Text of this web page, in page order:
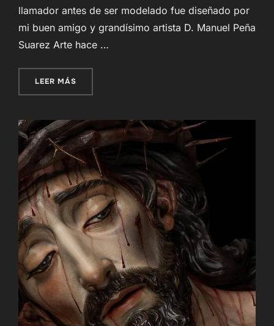
llamador antes de ser modelado fue diseñado por
mi buen amigo y grandísimo artista D. Manuel Peña
Suarez Arte hace …
LEER MÁS